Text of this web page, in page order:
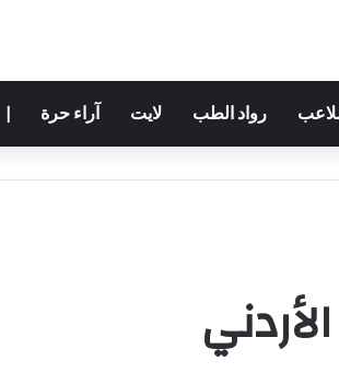
رواد الطب لايت آراء حرة